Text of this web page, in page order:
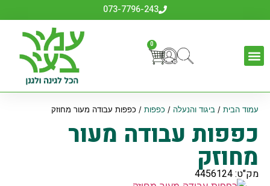
073-7796-243
0
עמוד הבית/ ביגוד והנעלה / כפפות/ כפפות עבודה מעור מחוזק
כפפות עבודה מעור
מחוזק
מק"ט: 4456124